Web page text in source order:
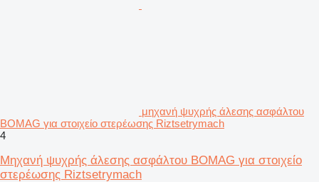
μηχανή ψυχρής άλεσης ασφάλτου
BOMAG για στοιχείο στερέωσης Riztsetrymach
4
Μηχανή ψυχρής άλεσης ασφάλτου BOMAG για στοιχείο
στερέωσης Riztsetrymach